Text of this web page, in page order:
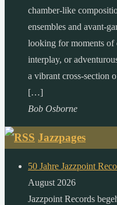
chamber-like
ensembles and avant-
looking for moments of
interplay, or
a vibrant cross-section
[…]
Bob Osborne
Jazzpages
50 Jahre Jazzpoint
August 2026
Jazzpoint Records